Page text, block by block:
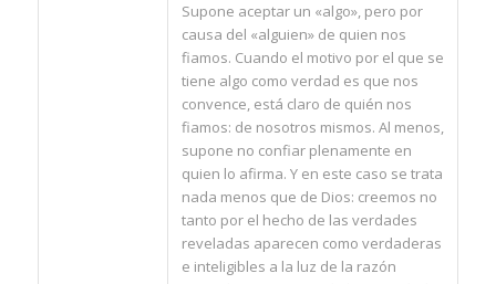
Supone aceptar un «algo», pero por
causa del «alguien» de quien nos
fiamos. Cuando el motivo por el que se
tiene algo como verdad es que nos
convence, está claro de quién nos
fiamos: de nosotros mismos. Al menos,
supone no confiar plenamente en
quien lo afirma. Y en este caso se trata
nada menos que de Dios: creemos no
tanto por el hecho de las verdades
reveladas aparecen como verdaderas
e inteligibles a la luz de la razón